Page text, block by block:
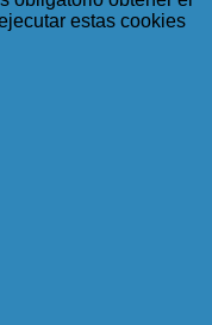
estas cookies